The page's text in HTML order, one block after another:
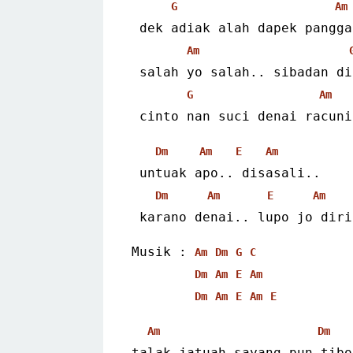
G Am
dek adiak alah dapek
Am
salah yo salah.. sibadan
G Am
cinto nan suci denai
Dm Am E Am
untuak apo.. disasali..
Dm Am E Am
karano denai.. lupo jo
Musik : Am Dm G
C
Dm
Am E
Am
Dm
Am E Am E
Am Dm